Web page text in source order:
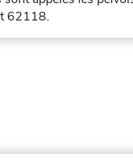
62118.